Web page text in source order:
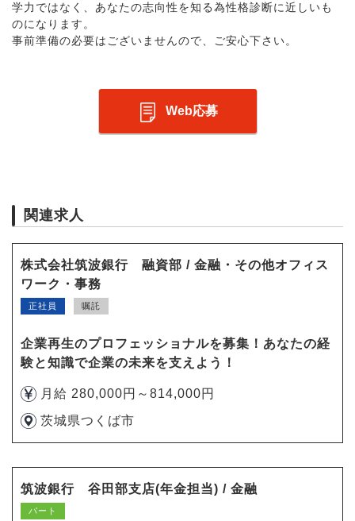
学力ではなく、あなたの志向性を知る為性格診断に近しいも
のになります。
事前準備の必要はございませんので、ご安心下さい。
Web応募
関連求人
株式会社筑波銀行 融資部 / 金融・その他オフィス
ワーク・事務
正社員 嘱託
企業再生のプロフェッショナルを募集！あなたの経
験と知識で企業の未来を支えよう！
月給 280,000円～814,000円
茨城県つくば市
筑波銀行 谷田部支店(年金担当) / 金融
パート